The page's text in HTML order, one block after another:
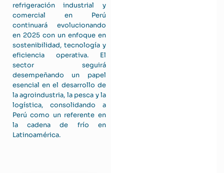
refrigeración industrial y
comercial en Perú
continuará evolucionando
en 2025 con un enfoque en
sostenibilidad, tecnología y
eficiencia operativa. El
sector seguirá
desempeñando un papel
esencial en el desarrollo de
la agroindustria, la pesca y la
logística, consolidando a
Perú como un referente en
la cadena de frío en
Latinoamérica.